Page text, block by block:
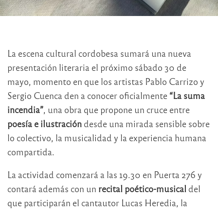
La escena cultural cordobesa sumará una nueva
presentación literaria el próximo sábado 30 de
mayo, momento en que los artistas Pablo Carrizo y
Sergio Cuenca den a conocer oficialmente “La suma
incendia”, una obra que propone un cruce entre
poesía e ilustración desde una mirada sensible sobre
lo colectivo, la musicalidad y la experiencia humana
compartida.
La actividad comenzará a las 19.30 en Puerta 276 y
contará además con un recital poético-musical del
que participarán el cantautor Lucas Heredia, la